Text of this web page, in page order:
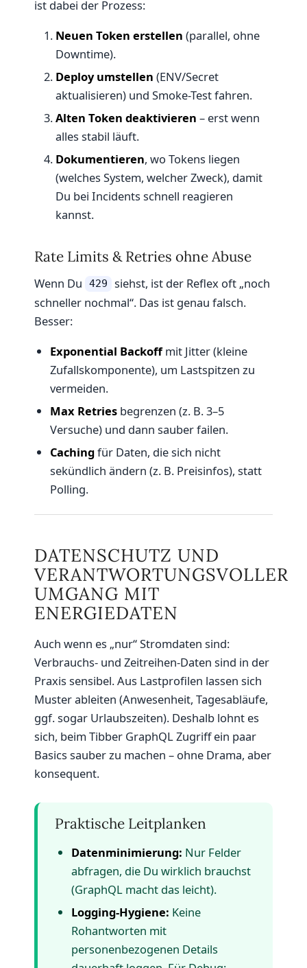
ist dabei der Prozess:
Neuen Token erstellen (parallel, ohne
Downtime).
Deploy umstellen (ENV/Secret
aktualisieren) und Smoke-Test fahren.
Alten Token deaktivieren – erst wenn
alles stabil läuft.
Dokumentieren, wo Tokens liegen
(welches System, welcher Zweck), damit
Du bei Incidents schnell reagieren
kannst.
Rate Limits & Retries ohne Abuse
Wenn Du 429
siehst, ist der Reflex oft „noch
schneller nochmal“. Das ist genau falsch.
Besser:
Exponential Backoffmit Jitter (kleine
Zufallskomponente), um Lastspitzen zu
vermeiden.
Max Retries begrenzen (z. B. 3–5
Versuche) und dann sauber failen.
Cachingfür Daten, die sich nicht
sekündlich ändern (z. B. Preisinfos), statt
Polling.
DATENSCHUTZ UND
VERANTWORTUNGSVOLLER
UMGANG MIT
ENERGIEDATEN
Auch wenn es „nur“ Stromdaten sind:
Verbrauchs- und Zeitreihen-Daten sind in der
Praxis sensibel. Aus Lastprofilen lassen sich
Muster ableiten (Anwesenheit, Tagesabläufe,
ggf. sogar Urlaubszeiten). Deshalb lohnt es
sich, beim Tibber GraphQL Zugriff ein paar
Basics sauber zu machen – ohne Drama, aber
konsequent.
Praktische Leitplanken
Datenminimierung: Nur Felder
abfragen, die Du wirklich brauchst
(GraphQL macht das leicht).
Logging-Hygiene: Keine
Rohantworten mit
personenbezogenen Details